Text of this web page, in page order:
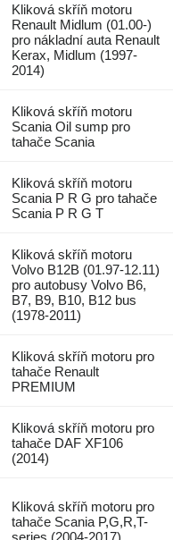
Kliková skříň motoru
Renault Midlum (01.00-)
pro nákladní auta Renault
Kerax, Midlum (1997-
2014)
Kliková skříň motoru
Scania Oil sump pro
tahače Scania
Kliková skříň motoru
Scania P R G pro tahače
Scania P R G T
Kliková skříň motoru
Volvo B12B (01.97-12.11)
pro autobusy Volvo B6,
B7, B9, B10, B12 bus
(1978-2011)
Kliková skříň motoru pro
tahače Renault
PREMIUM
Kliková skříň motoru pro
tahače DAF XF106
(2014)
Kliková skříň motoru pro
tahače Scania P,G,R,T-